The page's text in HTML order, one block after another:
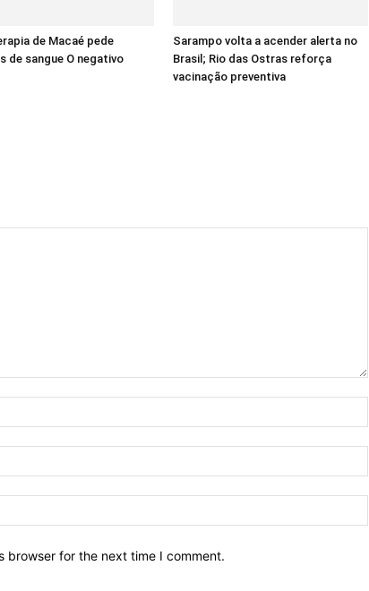
de Macaé pede
de sangue O negativo
Sarampo volta a acender alerta no
Brasil; Rio das Ostras reforça
vacinação preventiva
browser for the next time I comment.